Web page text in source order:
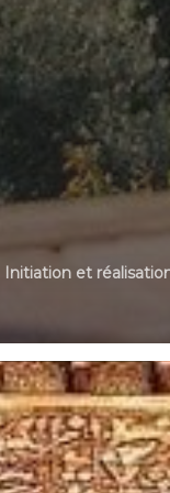
Initiation et